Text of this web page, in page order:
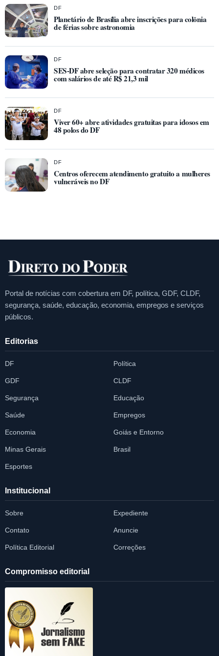
DF
Planetário de Brasília abre inscrições para colônia
de férias sobre astronomia
DF
SES-DF abre seleção para contratar 320 médicos
com salários de até R$ 21,3 mil
DF
Viver 60+ abre atividades gratuitas para idosos em
48 polos do DF
DF
Centros oferecem atendimento gratuito a mulheres
vulneráveis no DF
Portal de notícias com cobertura em DF, política, GDF, CLDF,
segurança, saúde, educação, economia, empregos e serviços
públicos.
Editorias
DF Política
GDF CLDF
Segurança Educação
Saúde Empregos
Economia Goiás e Entorno
Minas Gerais Brasil
Esportes
Institucional
Sobre Expediente
Contato Anuncie
Política Editorial Correções
Compromisso editorial